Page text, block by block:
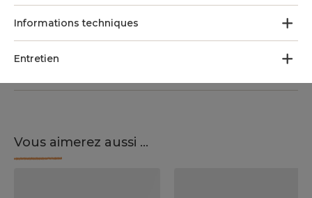
Informations techniques
Entretien
Vous aimerez aussi ...